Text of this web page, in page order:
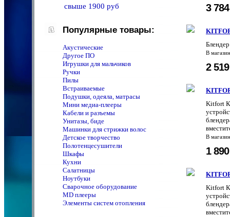
свыше 1900 руб
Популярные товары:
Акустические
Другое ПО
Игрушки для мальчиков
Ручки
Пилы
Встраиваемые
Подушки, одеяла, матрасы
Мини медиа-плееры
Кабели и разъемы
Унитазы, биде
Машинки для стрижки волос
Детское творчество
Полотенцeсушители
Шкафы
Кухни
Салатницы
Ноутбуки
Сварочное оборудование
MD плееры
Элементы систем отопления
3
В
2
Kitfort
В
1
Kitfort